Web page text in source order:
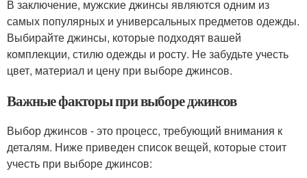
В заключение, мужские джинсы являются одним из
самых популярных и универсальных предметов одежды.
Выбирайте джинсы, которые подходят вашей
комплекции, стилю одежды и росту. Не забудьте учесть
цвет, материал и цену при выборе джинсов.
Важные факторы при выборе джинсов
Выбор джинсов - это процесс, требующий внимания к
деталям. Ниже приведен список вещей, которые стоит
учесть при выборе джинсов: